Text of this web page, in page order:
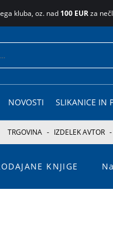
kluba, oz. nad 100 EURza
NOVOSTI SLIKANICE IN
TRGOVINA - IZDELEK AVTOR -
KNJIGE